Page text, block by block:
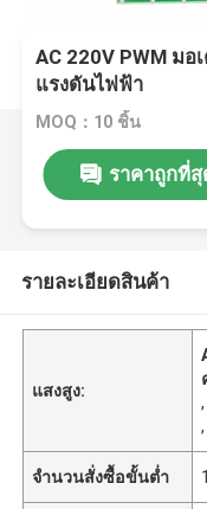
AC 220V PWM มอ
แรงดันไฟฟ้า
MOQ：10 ชิ้น
ราคาถูกที่
รายละเอียดสินค้า
แสงสูง:
,
,
จำนวนสั่งซื้อขั้นต่ำ